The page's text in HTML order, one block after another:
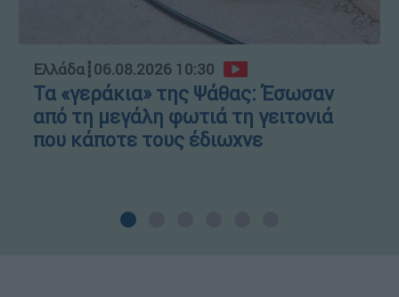
Ελλάδα┋06.08.2026 10:30
Τα «γεράκια» της Ψάθας: Έσωσαν
από τη μεγάλη φωτιά τη γειτονιά
που κάποτε τους έδιωχνε